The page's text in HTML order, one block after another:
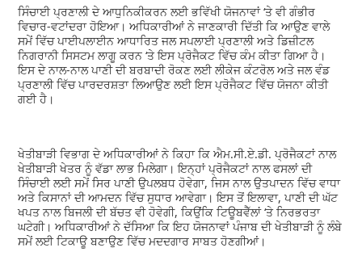
ਸਿੰਚਾਈ ਪ੍ਰਣਾਲੀ ਦੇ ਆਧੁਨਿਕੀਕਰਨ ਲਈ ਭਵਿੱਖੀ ਯੋਜਨਾਵਾਂ ‘ਤੇ ਵੀ ਗੰਭੀਰ
ਵਿਚਾਰ-ਵਟਾਂਦਰਾ ਹੋਇਆ। ਅਧਿਕਾਰੀਆਂ ਨੇ ਜਾਣਕਾਰੀ ਦਿੱਤੀ ਕਿ ਆਉਣ ਵਾਲੇ
ਸਮੇਂ ਵਿੱਚ ਪਾਈਪਲਾਈਨ ਆਧਾਰਿਤ ਜਲ ਸਪਲਾਈ ਪ੍ਰਣਾਲੀ ਅਤੇ ਡਿਜ਼ੀਟਲ
ਨਿਗਰਾਨੀ ਸਿਸਟਮ ਲਾਗੂ ਕਰਨ ‘ਤੇ ਇਸ ਪ੍ਰੋਜੈਕਟ ਵਿੱਚ ਕੰਮ ਕੀਤਾ ਗਿਆ ਹੈ।
ਇਸ ਦੇ ਨਾਲ-ਨਾਲ ਪਾਣੀ ਦੀ ਬਰਬਾਦੀ ਰੋਕਣ ਲਈ ਲੀਕੇਜ ਕੰਟਰੋਲ ਅਤੇ ਜਲ ਵੰਡ
ਪ੍ਰਣਾਲੀ ਵਿੱਚ ਪਾਰਦਰਸ਼ਤਾ ਲਿਆਉਣ ਲਈ ਇਸ ਪ੍ਰੋਜੈਕਟ ਵਿੱਚ ਯੋਜਨਾ ਕੀਤੀ
ਗਈ ਹੈ।
ਖੇਤੀਬਾੜੀ ਵਿਭਾਗ ਦੇ ਅਧਿਕਾਰੀਆਂ ਨੇ ਕਿਹਾ ਕਿ ਐਮ.ਸੀ.ਏ.ਡੀ. ਪ੍ਰੋਜੈਕਟਾਂ ਨਾਲ
ਖੇਤੀਬਾੜੀ ਖੇਤਰ ਨੂੰ ਵੱਡਾ ਲਾਭ ਮਿਲੇਗਾ। ਇਨ੍ਹਾਂ ਪ੍ਰੋਜੈਕਟਾਂ ਨਾਲ ਫਸਲਾਂ ਦੀ
ਸਿੰਚਾਈ ਲਈ ਸਮੇਂ ਸਿਰ ਪਾਣੀ ਉਪਲਬਧ ਹੋਵੇਗਾ, ਜਿਸ ਨਾਲ ਉਤਪਾਦਨ ਵਿੱਚ ਵਾਧਾ
ਅਤੇ ਕਿਸਾਨਾਂ ਦੀ ਆਮਦਨ ਵਿੱਚ ਸੁਧਾਰ ਆਵੇਗਾ। ਇਸ ਤੋਂ ਇਲਾਵਾ, ਪਾਣੀ ਦੀ ਘੱਟ
ਖਪਤ ਨਾਲ ਬਿਜਲੀ ਦੀ ਬੱਚਤ ਵੀ ਹੋਵੇਗੀ, ਕਿਉਂਕਿ ਟਿਊਬਵੈੱਲਾਂ ‘ਤੇ ਨਿਰਭਰਤਾ
ਘਟੇਗੀ। ਅਧਿਕਾਰੀਆਂ ਨੇ ਦੱਸਿਆ ਕਿ ਇਹ ਯੋਜਨਾਵਾਂ ਪੰਜਾਬ ਦੀ ਖੇਤੀਬਾੜੀ ਨੂੰ ਲੰਬੇ
ਸਮੇਂ ਲਈ ਟਿਕਾਊ ਬਣਾਉਣ ਵਿੱਚ ਮਦਦਗਾਰ ਸਾਬਤ ਹੋਣਗੀਆਂ।